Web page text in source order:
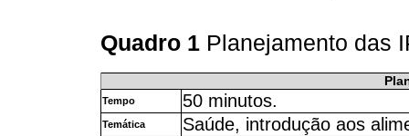
Quadro 1 Planejamento das
Tempo 50 minutos.
Temática Saúde, introdução aos